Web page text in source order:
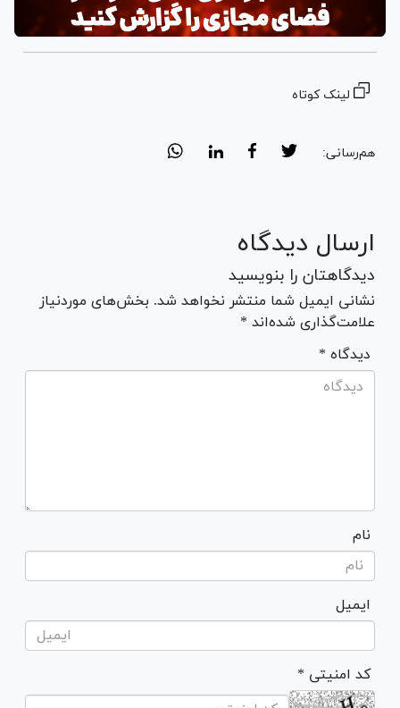
لینک کوتاه
هم‌رسانی:
ارسال دیدگاه
دیدگاهتان را بنویسید
نشانی ایمیل شما منتشر نخواهد شد. بخش‌های موردنیاز
علامت‌گذاری شده‌اند *
* دیدگاه
نام
ایمیل
* کد امنیتی